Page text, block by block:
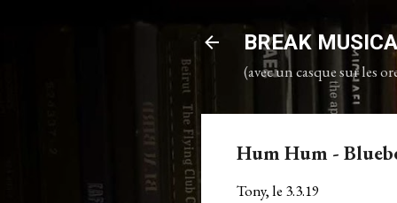
BREAK
(avec un casque sur les
Hum Hum -
Tony, le 3.3.19